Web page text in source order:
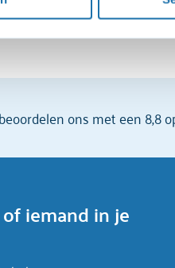
ons met een 8,8
iemand in je